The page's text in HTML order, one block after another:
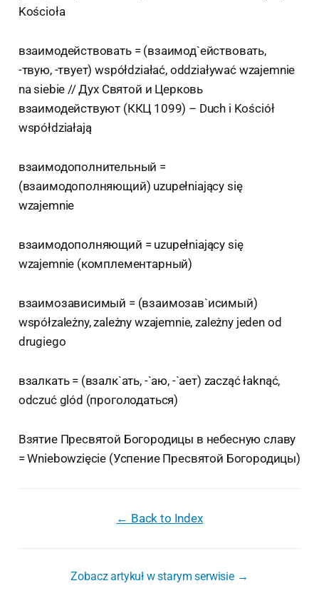
Kościoła
взаимодействовать = (взаимод`ействовать,
-твую, -твует) współdziałać, oddziaływać wzajemnie
na siebie // Дух Святой и Церковь
взаимодействуют (ККЦ 1099) – Duch i Kościół
współdziałają
взаимодополнительный =
(взаимодополняющий) uzupełniający się
wzajemnie
взаимодополняющий = uzupełniający się
wzajemnie (комплементарный)
взаимозависимый = (взаимозав`исимый)
współzależny, zależny wzajemnie, zależny jeden od
drugiego
взалкать = (взалк`ать, -`аю, -`ает) zacząć łaknąć,
odczuć glód (проголодаться)
Взятие Пресвятой Богородицы в небесную славу
= Wniebowzięcie (Успение Пресвятой Богородицы)
← Back to Index
Zobacz artykuł w starym serwisie →